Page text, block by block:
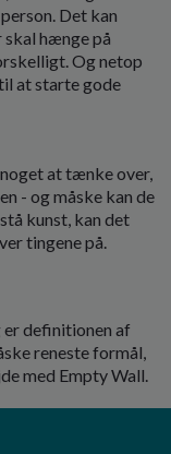
Det kan
hænge på
Og netop
at starte gode
at tænke over,
- og måske kan de
kunst, kan det
tingene på.
er definitionen af
reneste formål,
med Empty Wall.